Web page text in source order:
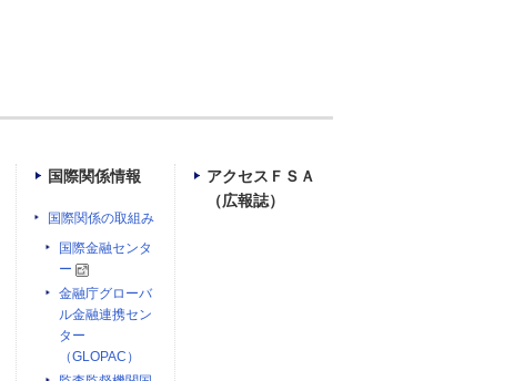
国際関係情報
国際関係の取組み
国際金融センタ
ー
金融庁グローバ
ル金融連携セン
ター
（GLOPAC）
アクセスＦＳＡ
（広報誌）